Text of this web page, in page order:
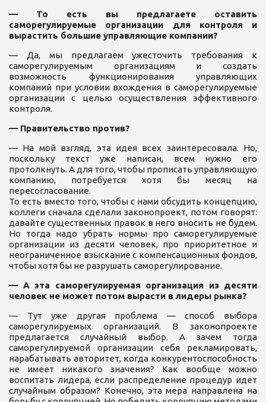
— То есть вы предлагаете оставить
саморегулируемые организации для контроля и
вырастить большие управляющие компании?
— Да, мы предлагаем ужесточить требования к
саморегулируемым организациям и создать
возможность функционирования управляющих
компаний при условии вхождения в саморегулируемые
организации с целью осуществления эффективного
контроля.
— Правительство против?
— На мой взгляд, эта идея всех заинтересовала. Но,
поскольку текст уже написан, всем нужно его
протолкнуть. А для того, чтобы прописать управляющую
компанию, потребуется хотя бы месяц на
пересогласование.
То есть вместо того, чтобы с нами обсудить концепцию,
коллеги сначала сделали законопроект, потом говорят:
давайте существенных правок в него вносить не будем.
Но тогда надо убрать нормы про саморегулируемые
организации из десяти человек, про приоритетное и
неограниченное взыскание с компенсационных фондов,
чтобы хотя бы не разрушать саморегулирование.
— А эта саморегулируемая организация из десяти
человек не может потом вырасти в лидеры рынка?
— Тут уже другая проблема — способ выбора
саморегулируемых организаций. В законопроекте
предлагается случайный выбор. А зачем тогда
саморегулируемой организации себя рекламировать,
нарабатывать авторитет, когда конкурентоспособность
не имеет никакого значения? Как вообще можно
воспитать лидера, если распределение процедур идет
случайным образом? Конечно, эта мера направлена на